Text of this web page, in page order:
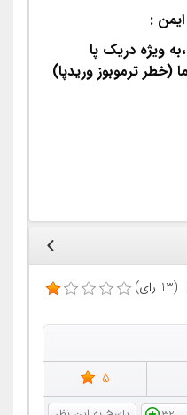
:
ویژه دریک پا
(خطر ترموبوز وریدپا)
5